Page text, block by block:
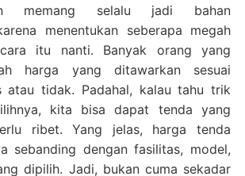
memang selalu jadi bahan
menentukan seberapa megah
itu nanti. Banyak orang yang
harga yang ditawarkan sesuai
atau tidak. Padahal, kalau tahu trik
kita bisa dapat tenda yang
ribet. Yang jelas, harga tenda
sebanding dengan fasilitas, model,
dipilih. Jadi, bukan cuma sekadar